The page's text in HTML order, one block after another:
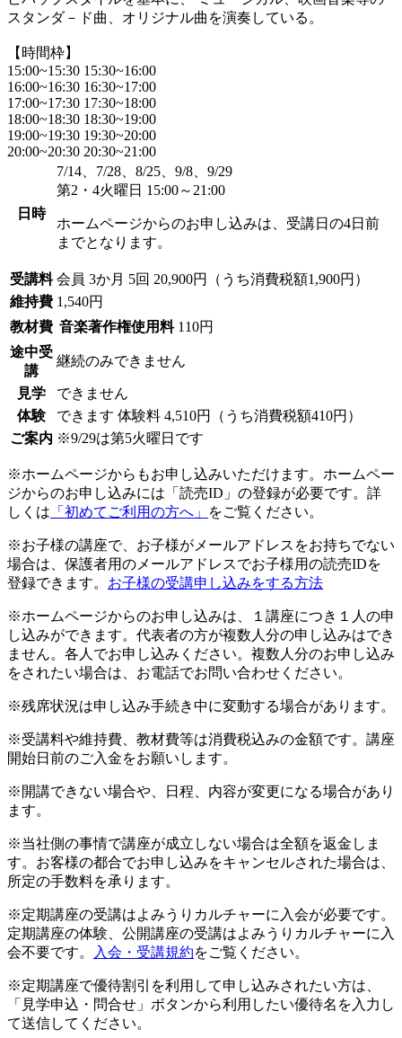
スタンダ－ド曲、オリジナル曲を演奏している。
【時間枠】
15:00~15:30 15:30~16:00
16:00~16:30 16:30~17:00
17:00~17:30 17:30~18:00
18:00~18:30 18:30~19:00
19:00~19:30 19:30~20:00
20:00~20:30 20:30~21:00
日時
7/14、7/28、8/25、9/8、9/29
第2・4火曜日 15:00～21:00
ホームページからのお申し込みは、受講日の4日前
までとなります。
受講料 会員 3か月 5回 20,900円（うち消費税額1,900円）
維持費 1,540円
教材費 音楽著作権使用料 110円
途中受
講
継続のみできません
見学
できません
体験
できます 体験料 4,510円（うち消費税額410円）
ご案内 ※9/29は第5火曜日です
※ホームページからもお申し込みいただけます。ホームペー
ジからのお申し込みには「読売ID」の登録が必要です。詳
しくは 「初めてご利用の方へ」 をご覧ください。
※お子様の講座で、お子様がメールアドレスをお持ちでない
場合は、保護者用のメールアドレスでお子様用の読売IDを
登録できます。 お子様の受講申し込みをする方法
※ホームページからのお申し込みは、１講座につき１人の申
し込みができます。代表者の方が複数人分の申し込みはでき
ません。各人でお申し込みください。複数人分のお申し込み
をされたい場合は、お電話でお問い合わせください。
※残席状況は申し込み手続き中に変動する場合があります。
※受講料や維持費、教材費等は消費税込みの金額です。講座
開始日前のご入金をお願いします。
※開講できない場合や、日程、内容が変更になる場合があり
ます。
※当社側の事情で講座が成立しない場合は全額を返金しま
す。お客様の都合でお申し込みをキャンセルされた場合は、
所定の手数料を承ります。
※定期講座の受講はよみうりカルチャーに入会が必要です。
定期講座の体験、公開講座の受講はよみうりカルチャーに入
会不要です。
入会・受講規約をご覧ください。
※定期講座で優待割引を利用して申し込みされたい方は、
「見学申込・問合せ」ボタンから利用したい優待名を入力し
て送信してください。